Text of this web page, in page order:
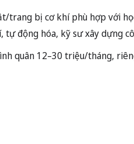
trang bị cơ khí phù hợp với
tự động hóa, kỹ sư xây dựng
quân 12–30 triệu/tháng,